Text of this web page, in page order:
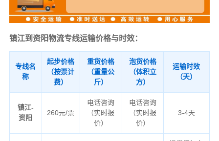
镇江到资阳物流专线运输价格与时效：
专线名
称
起步价格
（按票计
费）
重货价格
（重量公
斤）
泡货价格
（体积立
方）
运输时效
（天）
镇江-
资阳
260元/票
电话咨询
（实时报
价）
电话咨询
（实时报
价）
3-4天